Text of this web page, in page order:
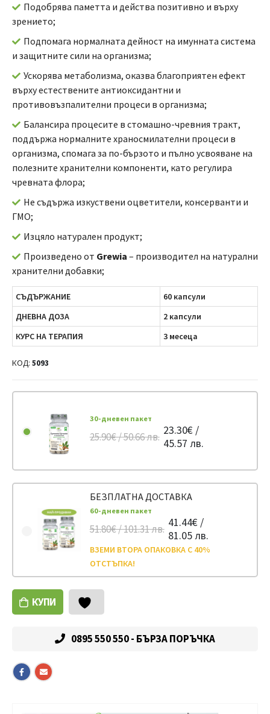
Подобрява паметта и действа позитивно и върху
зрението;
Подпомага нормалната дейност на имунната система
и защитните сили на организма;
Ускорява метаболизма, оказва благоприятен ефект
върху естествените антиоксидантни и
противовъзпалителни процеси в организма;
Балансира процесите в стомашно-чревния тракт,
поддържа нормалните храносмилателни процеси в
организма, спомага за по-бързото и пълно усвояване на
полезните хранителни компоненти, като регулира
чревната флора;
Не съдържа изкуствени оцветители, консерванти и
ГМО;
Изцяло натурален продукт;
Произведено от Grewia – производител на натурални
хранителни добавки;
СЪДЪРЖАНИЕ
60 капсули
ДНЕВНА ДОЗА
2 капсули
КУРС НА ТЕРАПИЯ
3 месеца
КОД: 5093
30-дневен пакет
25.90€ / 50.66 лв. 23.30€ /
45.57 лв.
БЕЗПЛАТНА ДОСТАВКА
60-дневен пакет
51.80€ / 101.31 лв. 41.44€ /
81.05 лв.
ВЗЕМИ ВТОРА ОПАКОВКА С 40%
ОТСТЪПКА!
КУПИ
0895 550 550 - БЪРЗА ПОРЪЧКА